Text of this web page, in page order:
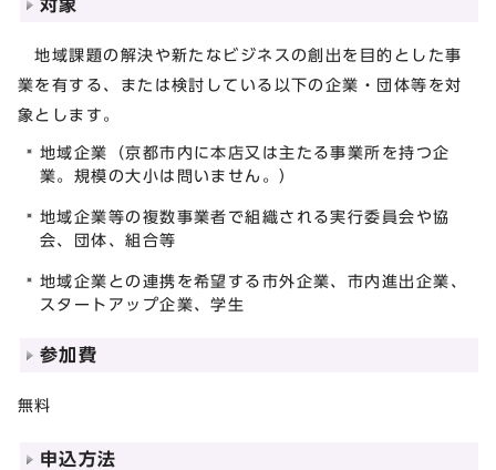
対象
地域課題の解決や新たなビジネスの創出を目的とした事
業を有する、または検討している以下の企業・団体等を対
象とします。
地域企業（京都市内に本店又は主たる事業所を持つ企
業。規模の大小は問いません。）
地域企業等の複数事業者で組織される実行委員会や協
会、団体、組合等
地域企業との連携を希望する市外企業、市内進出企業、
スタートアップ企業、学生
参加費
無料
申込方法